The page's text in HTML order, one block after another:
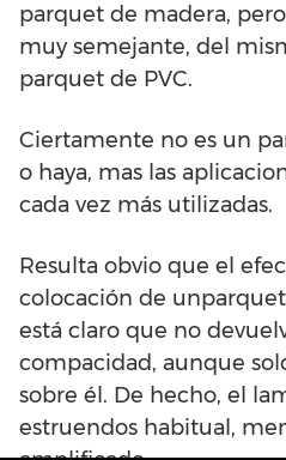
parquet de madera,
muy semejante, del
parquet de PVC.
Ciertamente no es un
o haya, mas las
cada vez más utilizadas.
Resulta obvio que el
colocación de
está claro que no
compacidad, aunque
sobre él. De hecho, el
estruendos habitual,